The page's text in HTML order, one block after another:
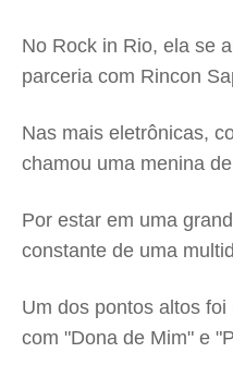
No Rock in Rio, ela se
parceria com Rincon
Nas mais eletrônicas,
chamou uma menina
Por estar em uma
constante de uma
Um dos pontos altos
com "Dona de Mim" e